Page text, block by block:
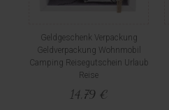
Geldgeschenk Verpackung
Geldverpackung Wohnmobil
Camping Reisegutschein Urlaub
Reise
14,79 €